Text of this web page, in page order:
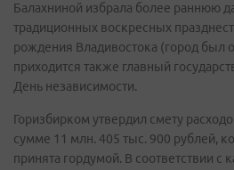
Балахниной избрала более раннюю
традиционных воскресных
рождения Владивостока (город был
приходится также главный
День независимости.
Горизбирком утвердил смету
сумме 11 млн. 405 тыс. 900 рублей,
принята гордумой. В соответствии